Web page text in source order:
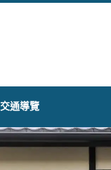
交通導覽